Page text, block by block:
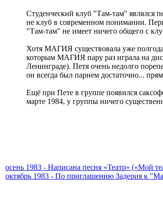
Студенческий клуб "Там-там" являлся
не клуб в современном понимании.
"Там-там" не имеет ничего общего с
Хотя МАГИЯ существовала уже
которым МАГИЯ пару раз играла на
Ленингpаде). Петя очень недолго
он всегда был парнем достаточно...
Ещё при Пете в группе появился
марте 1984, у группы ничего
осень 1983 - Написана песня «Театр» («Мой
октябрь 1983 - По приглашению Задерия к